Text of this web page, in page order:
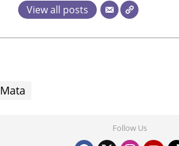
View all posts
Mata
Follow Us